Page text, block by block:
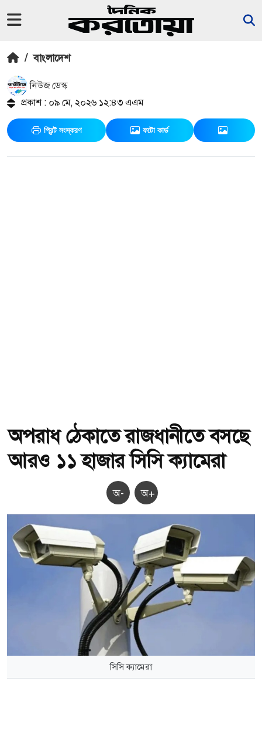
/ বাংলাদেশ
নিউজ ডেস্ক
প্রকাশ : ০৯ মে, ২০২৬ ১২:৪৩ এএম
প্রিন্ট সংস্করণ ফটো কার্ড
অপরাধ ঠেকাতে রাজধানীতে বসছে
আরও ১১ হাজার সিসি ক্যামেরা
অ- অ+
সিসি ক্যামেরা